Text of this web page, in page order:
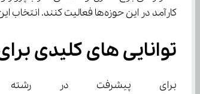
کارآمد در این حوزه‌ها فعالیت کنند. انتخاب این رشته، راهی موفق برای ورود به صنعت حیاتی و رو به توسعه هوانوردی است.
توانایی‌ های کلیدی برای موفقیت در رشته مهندسی هوانوردی
برای پیشرفت در